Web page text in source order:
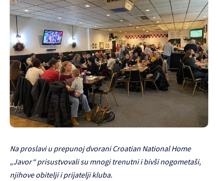
Na proslavi u prepunoj dvorani Croatian National Home
„Javor“ prisustvovali su mnogi trenutni i bivši nogometaši,
njihove obitelji i prijatelji kluba.